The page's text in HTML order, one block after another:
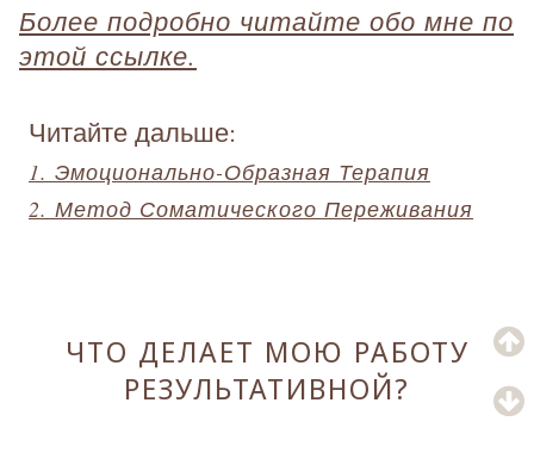
Более подробно читайте обо мне по
этой ссылке.
Читайте дальше:
1. Эмоционально-Образная Терапия
2. Метод Соматического Переживания
ЧТО ДЕЛАЕТ МОЮ РАБОТУ
РЕЗУЛЬТАТИВНОЙ?